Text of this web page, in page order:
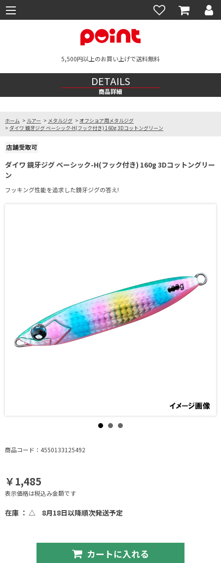
5,500円以上のお買い上げで送料無料
DETAILS
商品詳細
ホーム > ルアー > メタルジグ > オフショア用メタルジグ
> ダイワ 鏡牙ジグ ベーシック-H(フック付き) 160g 3Dコットングリーン
ダイワ 鏡牙ジグ ベーシック-H(フック付き) 160g 3Dコットングリー
ン
フッキング性能を追求した鏡牙ジグの答え!
商品コード：4550133125492
￥1,485
表示価格は税込み金額です
在庫 ： △ 8月18日以降順次発送予定
カートに入れる